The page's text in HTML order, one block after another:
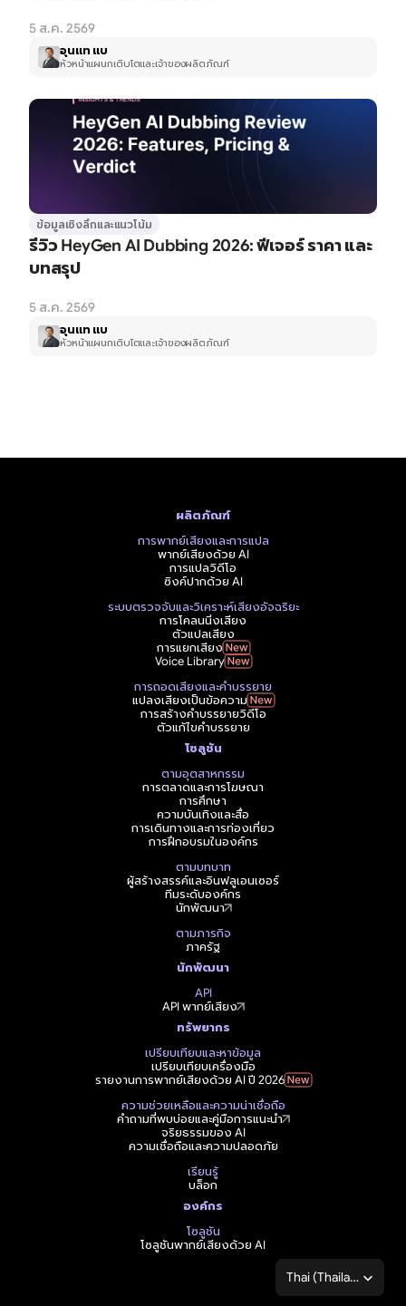
5 ส.ค. 2569
อุนแท แบ
หัวหน้าแผนกเติบโตและเจ้าของผลิตภัณฑ์
ข้อมูลเชิงลึกและแนวโน้ม
รีวิว HeyGen AI Dubbing 2026: ฟีเจอร์ ราคา และ
บทสรุป
5 ส.ค. 2569
อุนแท แบ
หัวหน้าแผนกเติบโตและเจ้าของผลิตภัณฑ์
ผลิตภัณฑ์
การพากย์เสียงและการแปล
พากย์เสียงด้วย AI
การแปลวิดีโอ
ซิงค์ปากด้วย AI
ระบบตรวจจับและวิเคราะห์เสียงอัจฉริยะ
การโคลนนิ่งเสียง
ตัวแปลเสียง
การแยกเสียง
Voice Library
การถอดเสียงและคำบรรยาย
แปลงเสียงเป็นข้อความ
การสร้างคำบรรยายวิดีโอ
ตัวแก้ไขคำบรรยาย
โซลูชัน
ตามอุตสาหกรรม
การตลาดและการโฆษณา
การศึกษา
ความบันเทิงและสื่อ
การเดินทางและการท่องเที่ยว
การฝึกอบรมในองค์กร
ตามบทบาท
ผู้สร้างสรรค์และอินฟลูเอนเซอร์
ทีมระดับองค์กร
นักพัฒนา
ตามภารกิจ
ภาครัฐ
นักพัฒนา
API
API พากย์เสียง
ทรัพยากร
เปรียบเทียบและหาข้อมูล
เปรียบเทียบเครื่องมือ
รายงานการพากย์เสียงด้วย AI ปี 2026
ความช่วยเหลือและความน่าเชื่อถือ
คำถามที่พบบ่อยและคู่มือการแนะนำ
จริยธรรมของ AI
ความเชื่อถือและความปลอดภัย
เรียนรู้
บล็อก
องค์กร
โซลูชัน
โซลูชันพากย์เสียงด้วย AI
Select Language
Thai (Thailand)